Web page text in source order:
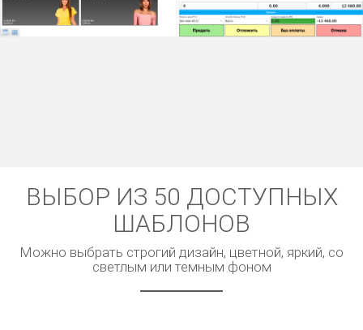
ВЫБОР ИЗ 50 ДОСТУПНЫХ
ШАБЛОНОВ
Можно выбрать строгий дизайн, цветной, яркий, со
светлым или темным фоном